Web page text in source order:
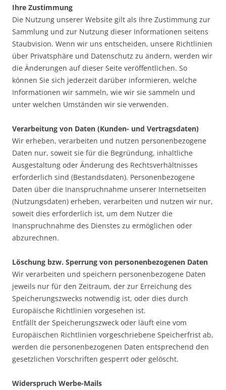
Ihre Zustimmung
Die Nutzung unserer Website gilt als Ihre Zustimmung zur
Sammlung und zur Nutzung dieser Informationen seitens
Staubvision. Wenn wir uns entscheiden, unsere Richtlinien
über Privatsphäre und Datenschutz zu ändern, werden wir
die Änderungen auf dieser Seite veröffentlichen. So
können Sie sich jederzeit darüber informieren, welche
Informationen wir sammeln, wie wir sie sammeln und
unter welchen Umständen wir sie verwenden.
Verarbeitung von Daten (Kunden- und Vertragsdaten)
Wir erheben, verarbeiten und nutzen personenbezogene
Daten nur, soweit sie für die Begründung, inhaltliche
Ausgestaltung oder Änderung des Rechtsverhältnisses
erforderlich sind (Bestandsdaten). Personenbezogene
Daten über die Inanspruchnahme unserer Internetseiten
(Nutzungsdaten) erheben, verarbeiten und nutzen wir nur,
soweit dies erforderlich ist, um dem Nutzer die
Inanspruchnahme des Dienstes zu ermöglichen oder
abzurechnen.
Löschung bzw. Sperrung von personenbezogenen Daten
Wir verarbeiten und speichern personenbezogene Daten
jeweils nur für den Zeitraum, der zur Erreichung des
Speicherungszwecks notwendig ist, oder dies durch
Europäische Richtlinien vorgesehen ist.
Entfällt der Speicherungszweck oder läuft eine vom
Europäischen Richtlinien vorgeschriebene Speicherfrist ab,
werden die personenbezogenen Daten entsprechend den
gesetzlichen Vorschriften gesperrt oder gelöscht.
Widerspruch Werbe-Mails